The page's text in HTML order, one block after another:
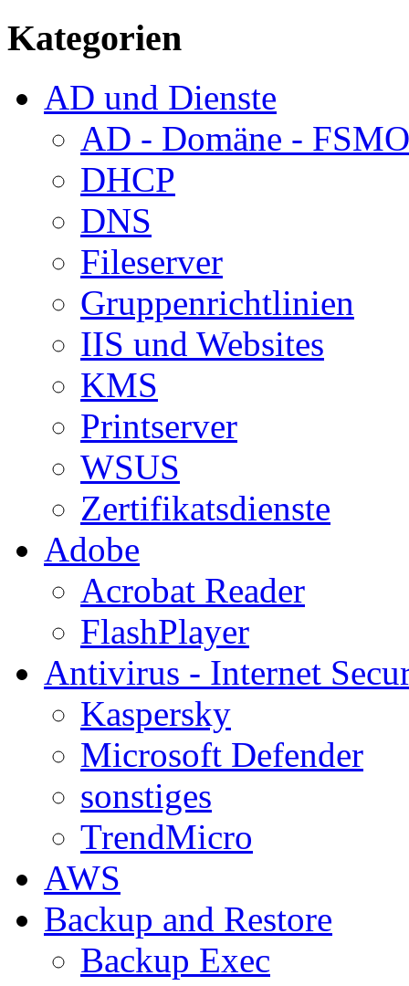
Kategorien
AD und Dienste
AD - Domäne - FSMO
DHCP
DNS
Fileserver
Gruppenrichtlinien
IIS und Websites
KMS
Printserver
WSUS
Zertifikatsdienste
Adobe
Acrobat Reader
FlashPlayer
Antivirus - Internet
Kaspersky
Microsoft Defender
sonstiges
TrendMicro
AWS
Backup and Restore
Backup Exec